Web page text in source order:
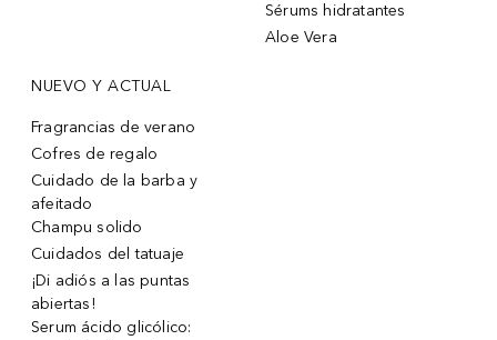
Sérums hidratantes
Aloe Vera
NUEVO Y ACTUAL
Fragrancias de verano
Cofres de regalo
Cuidado de la barba y
afeitado
Champu solido
Cuidados del tatuaje
¡Di adiós a las puntas
abiertas!
Serum ácido glicólico: